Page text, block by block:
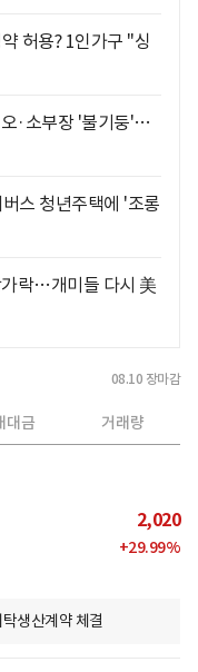
허용? 1인가구 "싱
·소부장 '불기둥'…
스 청년주택에 '조롱
락…개미들 다시 美
08.10 장마감
대금 거래량
2,020
+29.99%
생산계약 체결